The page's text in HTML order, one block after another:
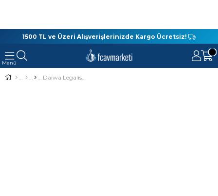
1500 TL ve Üzeri Alışverişlerinizde Kargo Ücretsiz!
Daiwa Legalis Seabass BF 259 Cm 5-21 Gr Spin Olta Kamışı